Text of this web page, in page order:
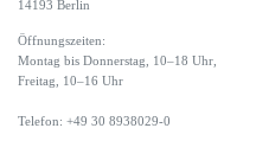
14193 Berlin
Öffnungszeiten:
Montag bis Donnerstag, 10–18 Uhr,
Freitag, 10–16 Uhr
Telefon: +49 30 8938029-0